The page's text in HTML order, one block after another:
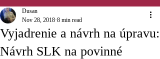
Vyjadrenie a návrh na úpravu:
Návrh SLK na povinné
Dusan
Nov 28, 2018 8 min read